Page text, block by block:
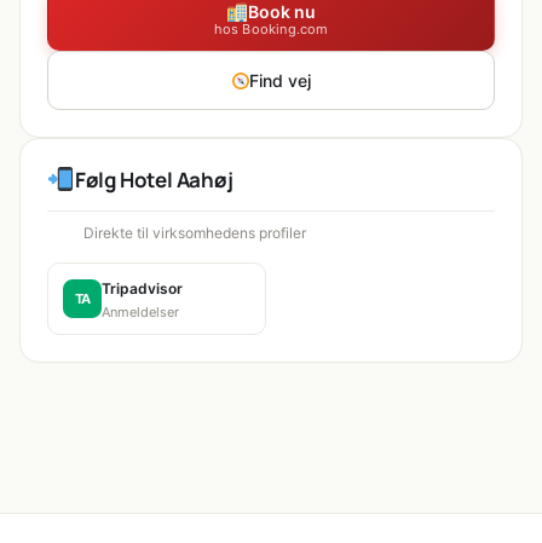
Book nu
hos Booking.com
Find vej
Følg Hotel Aahøj
Direkte til virksomhedens profiler
TA
Tripadvisor
Anmeldelser